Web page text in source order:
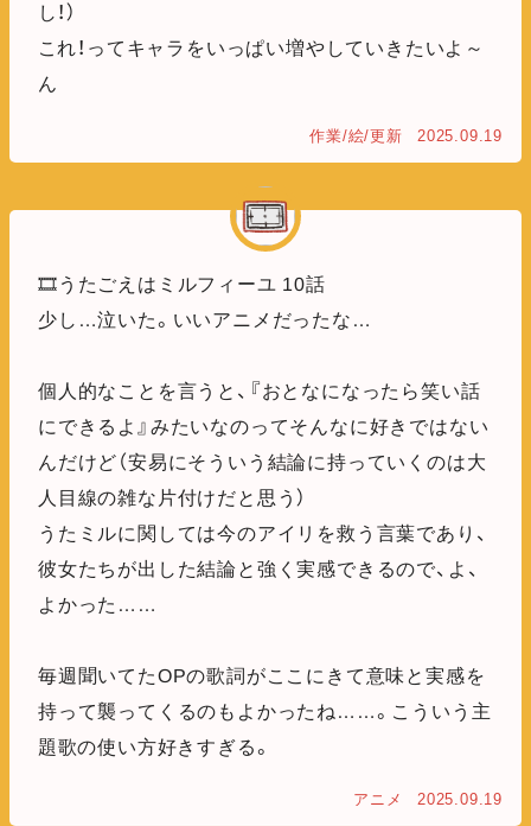
し！）
これ！ってキャラをいっぱい増やしていきたいよ～
ん
作業/絵/更新 2025.09.19
🎞️うたごえはミルフィーユ 10話
少し…泣いた。いいアニメだったな…
個人的なことを言うと、『おとなになったら笑い話
にできるよ』みたいなのってそんなに好きではない
んだけど（安易にそういう結論に持っていくのは大
人目線の雑な片付けだと思う）
うたミルに関しては今のアイリを救う言葉であり、
彼女たちが出した結論と強く実感できるので、よ、
よかった……
毎週聞いてたOPの歌詞がここにきて意味と実感を
持って襲ってくるのもよかったね……。こういう主
題歌の使い方好きすぎる。
アニメ 2025.09.19